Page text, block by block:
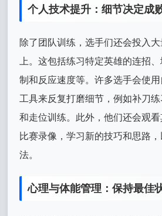
个人技术提升：细节决定成
除了团队训练，选手们还会投入
上。这包括练习特定英雄的连招
制和反应速度等。许多选手会使
工具来反复打磨细节，例如补刀
和走位训练。此外，他们还会观
比赛录像，学习新的技巧和思路
法。
心理与体能管理：保持最佳